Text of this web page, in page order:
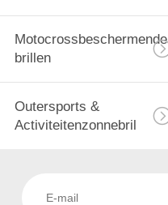
Motocrossbeschermende
brillen
Outersports &
Activiteitenzonnebril